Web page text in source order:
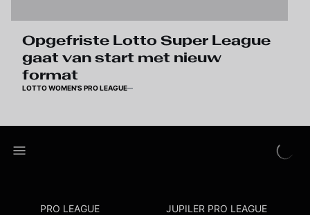
Opgefriste Lotto Super League
gaat van start met nieuw
format
LOTTO WOMEN'S PRO LEAGUE
PRO LEAGUE JUPILER PRO LEAGUE